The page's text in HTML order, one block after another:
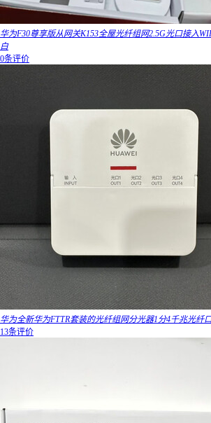
华为F30尊享版从网关K153全屋光纤组网2.5G光口接入
白
0条评价
华为全新华为FTTR套装的光纤组网分光器1分4千兆光纤
13条评价